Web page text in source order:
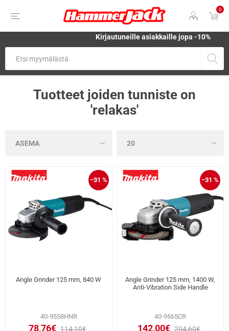
0
Kirjautuneille asiakkaille jopa -10%
Tuotteet joiden tunniste on
'relakas'
−31 %
Angle Grinder 125 mm, 840 W
40-9558HNR
78,76€ 114,10€
−31 %
Angle Grinder 125 mm, 1400 W,
Anti‑Vibration Side Handle
40-9565CR
142,00€ 204,60€